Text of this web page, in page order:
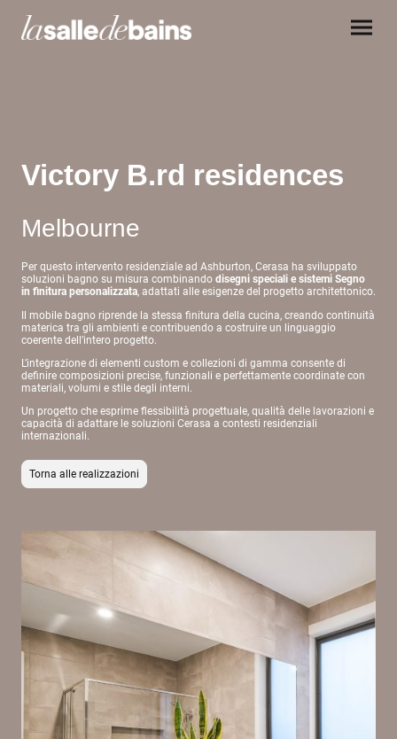
Victory B.rd residences
Melbourne
Per questo intervento residenziale ad Ashburton, Cerasa ha sviluppato
soluzioni bagno su misura combinando disegni speciali e sistemi Segno
in finitura personalizzata, adattati alle esigenze del progetto architettonico.
Il mobile bagno riprende la stessa finitura della cucina, creando continuità
materica tra gli ambienti e contribuendo a costruire un linguaggio
coerente dell’intero progetto.
L’integrazione di elementi custom e collezioni di gamma consente di
definire composizioni precise, funzionali e perfettamente coordinate con
materiali, volumi e stile degli interni.
Un progetto che esprime flessibilità progettuale, qualità delle lavorazioni e
capacità di adattare le soluzioni Cerasa a contesti residenziali
internazionali.
Torna alle realizzazioni